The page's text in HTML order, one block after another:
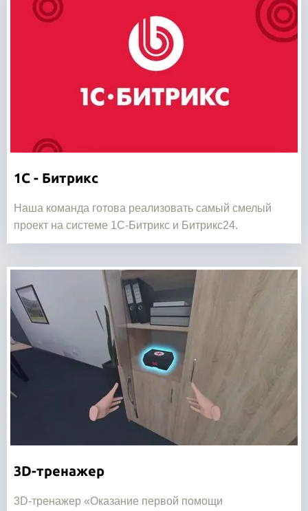
1С - Битрикс
Наша команда готова реализовать самый смелый
проект на системе 1С-Битрикс и Битрикс24.
3D-тренажер
3D-тренажер «Оказание первой помощи